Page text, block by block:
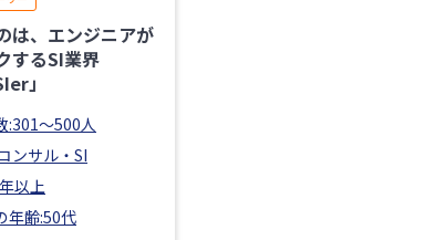
は、エンジニアが
するSI業界
」
:301〜500人
ンサル・SI
以上
年齢:50代